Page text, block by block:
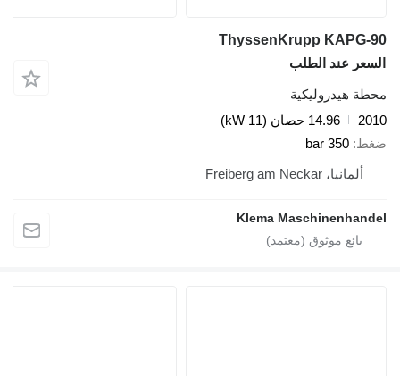
ThyssenKrupp
عند الطلب
هيدروليكية
14.96 حصان (11 kW)
350 bar
ألمانيا، Freiberg am Neckar
Klema